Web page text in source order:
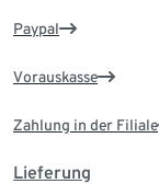
Paypal
Vorauskasse
Zahlung in der Filiale
Lieferung